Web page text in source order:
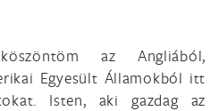
az Angliából,
Egyesült Államokból itt
Isten, aki gazdag az